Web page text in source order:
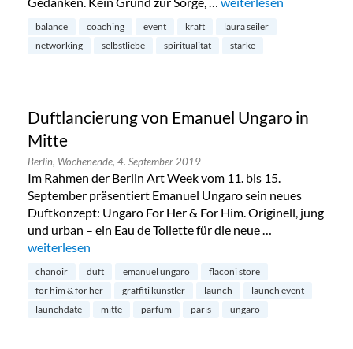
balance coaching event kraft
laura seiler
networking
selbstliebe spiritualität stärke
Duftlancierung von Emanuel Ungaro in
Mitte
Berlin, Wochenende, 4. September 2019
Im Rahmen der Berlin Art Week vom 11. bis 15.
September präsentiert Emanuel Ungaro sein neues
Duftkonzept: Ungaro For Her & For Him. Originell, jung
und urban – ein Eau de Toilette für die neue …
„Duftlancierung von Emanuel Ungaro in Mitte“
weiterlesen
chanoir duft emanuel ungaro
flaconi store
for him & for her
graffiti künstler launch
launch event
launchdate
mitte parfum paris ungaro